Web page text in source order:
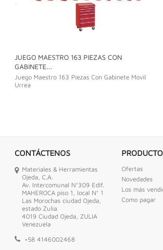
JUEGO MAESTRO 163 PIEZAS CON
GABINETE...
Juego Maestro 163 Piezas Con Gabinete Movil
Urrea
CONTÁCTENOS
Materiales & Herramientas
Ojeda, C.A.
Av. Intercomunal N°309 Edif.
MAHEROCA piso 1, local N° 1
Las Morochas ciudad Ojeda,
estado Zulia
4019 Ciudad Ojeda, ZULIA
Venezuela
+58 4146002468
Ofertas
Novedades
Los más
Como pagar